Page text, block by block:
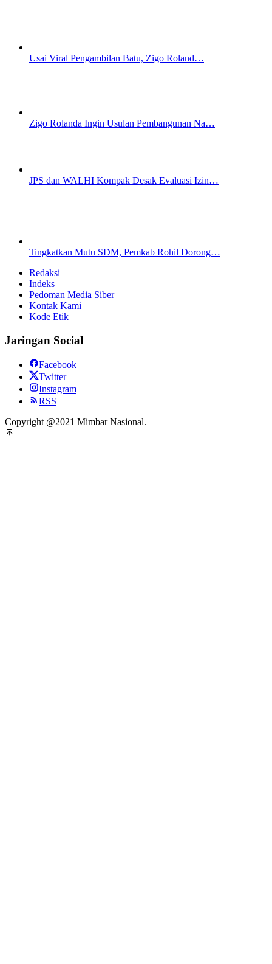
Usai Viral Pengambilan Batu, Zigo Roland…
Zigo Rolanda Ingin Usulan Pembangunan Na…
JPS dan WALHI Kompak Desak Evaluasi Izin…
Tingkatkan Mutu SDM, Pemkab Rohil Dorong…
Redaksi
Indeks
Pedoman Media Siber
Kontak Kami
Kode Etik
Jaringan Social
Facebook
Twitter
Instagram
RSS
Copyright @2021 Mimbar Nasional.